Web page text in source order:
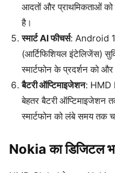
आदतों और प्राथमिकताओं को
है।
स्मार्ट AI फीचर्स: Android
(आर्टिफिशियल इंटेलिजेंस)
स्मार्टफोन के प्रदर्शन को और
बैटरी ऑप्टिमाइजेशन: HMD
बेहतर बैटरी ऑप्टिमाइजेशन
स्मार्टफोन को लंबे समय तक
Nokia का डिजिटल